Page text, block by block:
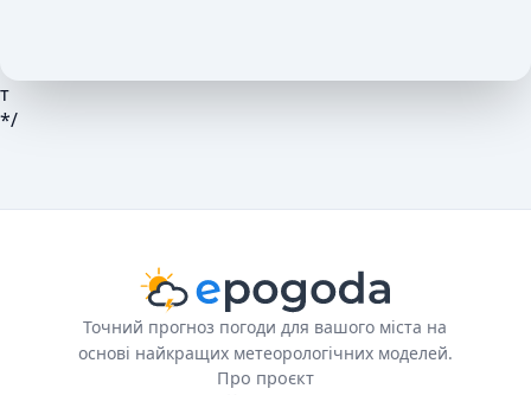
т
*/
Точний прогноз погоди для вашого міста на
основі найкращих метеорологічних моделей.
Про проєкт